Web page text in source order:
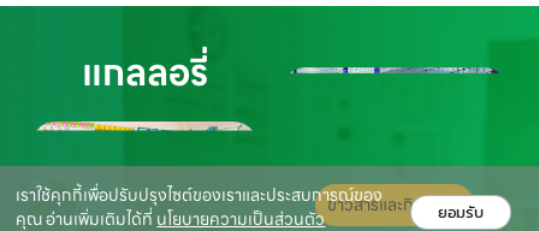
แกลลอรี่
ข่าวสารและกิจกรรม
เราใช้คุกกี้เพื่อปรับปรุงไซต์ของเราและประสบการณ์ของ
คุณ อ่านเพิ่มเติมได้ที่ นโยบายความเป็นส่วนตัว ยอมรับ